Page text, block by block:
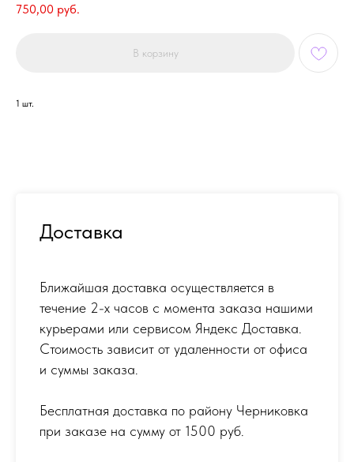
750,00 руб.
В корзину
1 шт.
Доставка
Ближайшая доставка осуществляется в
течение 2-х часов с момента заказа нашими
курьерами или сервисом Яндекс Доставка.
Стоимость зависит от удаленности от офиса
и суммы заказа.
Бесплатная доставка по району Черниковка
при заказе на сумму от 1500 руб.